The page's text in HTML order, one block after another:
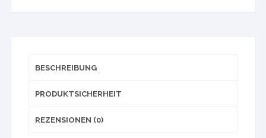
BESCHREIBUNG
PRODUKTSICHERHEIT
REZENSIONEN (0)